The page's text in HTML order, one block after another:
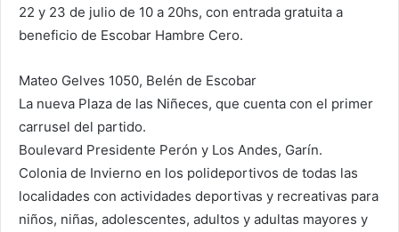
22 y 23 de julio de 10 a 20hs, con entrada gratuita a
beneficio de Escobar Hambre Cero.
Mateo Gelves 1050, Belén de Escobar
La nueva Plaza de las Niñeces, que cuenta con el primer
carrusel del partido.
Boulevard Presidente Perón y Los Andes, Garín.
Colonia de Invierno en los polideportivos de todas las
localidades con actividades deportivas y recreativas para
niños, niñas, adolescentes, adultos y adultas mayores y